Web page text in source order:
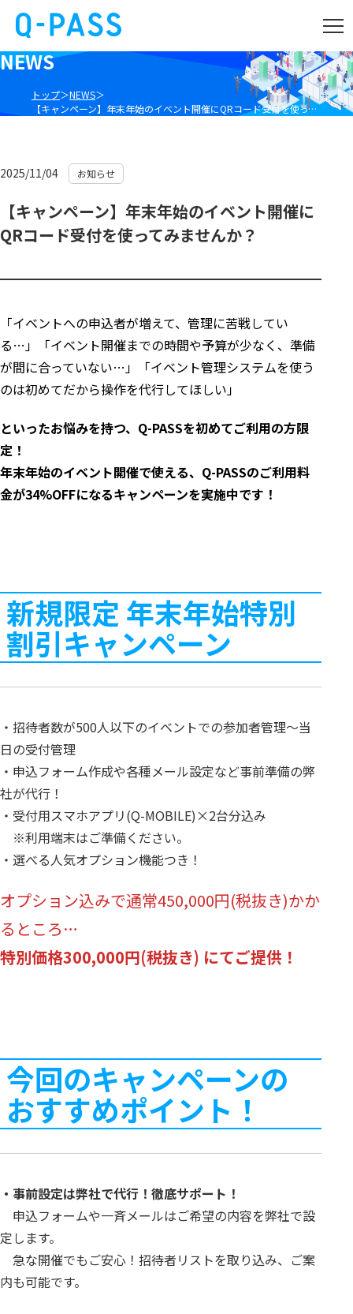
NEWS
トップ
NEWS
【キャンペーン】年末年始のイベント開催にQRコード受付を使ってみませんか？
2025/11/04 お知らせ
【キャンペーン】年末年始のイベント開催に
QRコード受付を使ってみませんか？
「イベントへの申込者が増えて、管理に苦戦してい
る…」「イベント開催までの時間や予算が少なく、準備
が間に合っていない…」「イベント管理システムを使う
のは初めてだから操作を代行してほしい」
といったお悩みを持つ、Q-PASSを初めてご利用の方限
定！
年末年始のイベント開催で使える、Q-PASSのご利用料
金が34%OFFになるキャンペーンを実施中です！
新規限定 年末年始特別
割引キャンペーン
・招待者数が500人以下のイベントでの参加者管理～当
日の受付管理
・申込フォーム作成や各種メール設定など事前準備の弊
社が代行！
・受付用スマホアプリ(Q-MOBILE)×2台分込み
※利用端末はご準備ください。
・選べる人気オプション機能つき！
オプション込みで通常450,000円(税抜き)かか
るところ…
特別価格300,000円(税抜き) にてご提供！
今回のキャンペーンの
おすすめポイント！
・事前設定は弊社で代行！徹底サポート！
申込フォームや一斉メールはご希望の内容を弊社で設
定します。
急な開催でもご安心！招待者リストを取り込み、ご案
内も可能です。